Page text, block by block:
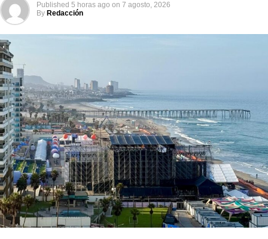
Published 5 horas ago on 7 agosto, 2026
By Redacción